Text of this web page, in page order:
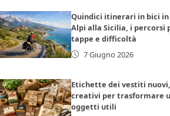
Quindici itinerari in bici
Alpi alla Sicilia, i percorsi
tappe e difficoltà
7 Giugno 2026
Etichette dei vestiti
creativi per trasformare
oggetti utili